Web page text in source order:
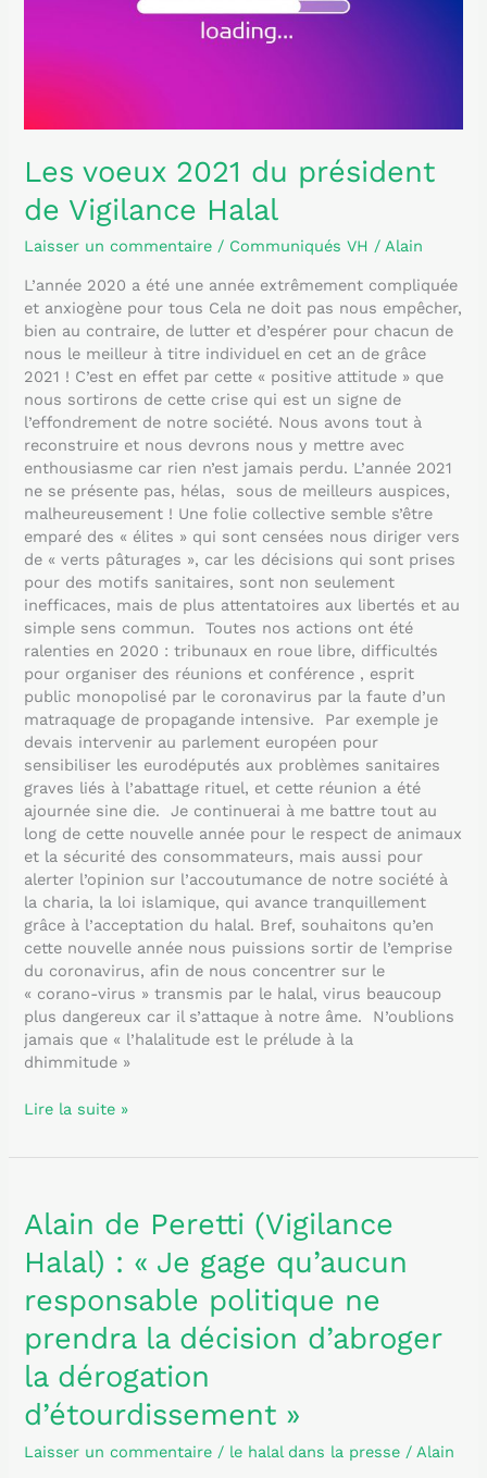
Les voeux 2021 du président
de Vigilance Halal
Laisser un commentaire / Communiqués VH /Alain
L’année 2020 a été une année extrêmement compliquée
et anxiogène pour tous Cela ne doit pas nous empêcher,
bien au contraire, de lutter et d’espérer pour chacun de
nous le meilleur à titre individuel en cet an de grâce
2021 ! C’est en effet par cette « positive attitude » que
nous sortirons de cette crise qui est un signe de
l’effondrement de notre société. Nous avons tout à
reconstruire et nous devrons nous y mettre avec
enthousiasme car rien n’est jamais perdu. L’année 2021
ne se présente pas, hélas, sous de meilleurs auspices,
malheureusement ! Une folie collective semble s’être
emparé des « élites » qui sont censées nous diriger vers
de « verts pâturages », car les décisions qui sont prises
pour des motifs sanitaires, sont non seulement
inefficaces, mais de plus attentatoires aux libertés et au
simple sens commun. Toutes nos actions ont été
ralenties en 2020 : tribunaux en roue libre, difficultés
pour organiser des réunions et conférence , esprit
public monopolisé par le coronavirus par la faute d’un
matraquage de propagande intensive. Par exemple je
devais intervenir au parlement européen pour
sensibiliser les eurodéputés aux problèmes sanitaires
graves liés à l’abattage rituel, et cette réunion a été
ajournée sine die. Je continuerai à me battre tout au
long de cette nouvelle année pour le respect de animaux
et la sécurité des consommateurs, mais aussi pour
alerter l’opinion sur l’accoutumance de notre société à
la charia, la loi islamique, qui avance tranquillement
grâce à l’acceptation du halal. Bref, souhaitons qu’en
cette nouvelle année nous puissions sortir de l’emprise
du coronavirus, afin de nous concentrer sur le
« corano-virus » transmis par le halal, virus beaucoup
plus dangereux car il s’attaque à notre âme. N’oublions
jamais que « l’halalitude est le prélude à la
dhimmitude »
Lire la suite »
Alain de Peretti (Vigilance
Halal) : « Je gage qu’aucun
responsable politique ne
prendra la décision d’abroger
la dérogation
d’étourdissement »
Laisser un commentaire / le halal dans la presse / Alain
de
Peretti
(Vigilance
:
«
Je
gage
qu’aucun
responsable
politique